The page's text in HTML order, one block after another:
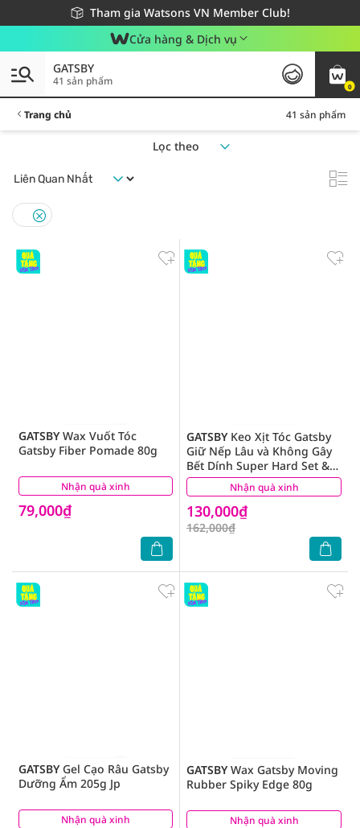
Tham gia Watsons VN Member Club!
Miễn phí giao hàng cho đơn hàng từ 249,000Đ
Giao hàng nhanh 24h - Áp dụng khu vực TP. Hồ Chí Minh
Cửa hàng & Dịch vụ
0
GATSBY
41 sản phẩm
Trang chủ 41 sản phẩm
Lọc theo
Nhận quà xinh
GATSBYWax Vuốt Tóc
Gatsby Fiber Pomade 80g
79,000₫
(0) Nhận quà xinh
GATSBYKeo Xịt Tóc Gatsby
Giữ Nếp Lâu và Không Gây
Bết Dính Super Hard Set &
Keep Spray 180g
130,000₫
162,000₫
(2)
Nhận quà xinh
GATSBYGel Cạo Râu Gatsby
Dưỡng Ẩm 205g Jp
(2) Nhận quà xinh
GATSBYWax Gatsby Moving
Rubber Spiky Edge 80g
(1)